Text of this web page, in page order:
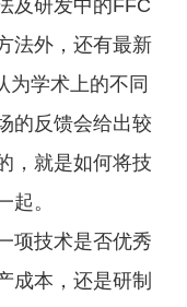
及研发中的FFC
法外，还有最新
为学术上的不同
的反馈会给出较
，就是如何将技
起。
技术是否优秀
成本，还是研制